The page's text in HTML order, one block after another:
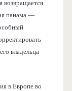
возвращается
панама —
владельца
в Европе во